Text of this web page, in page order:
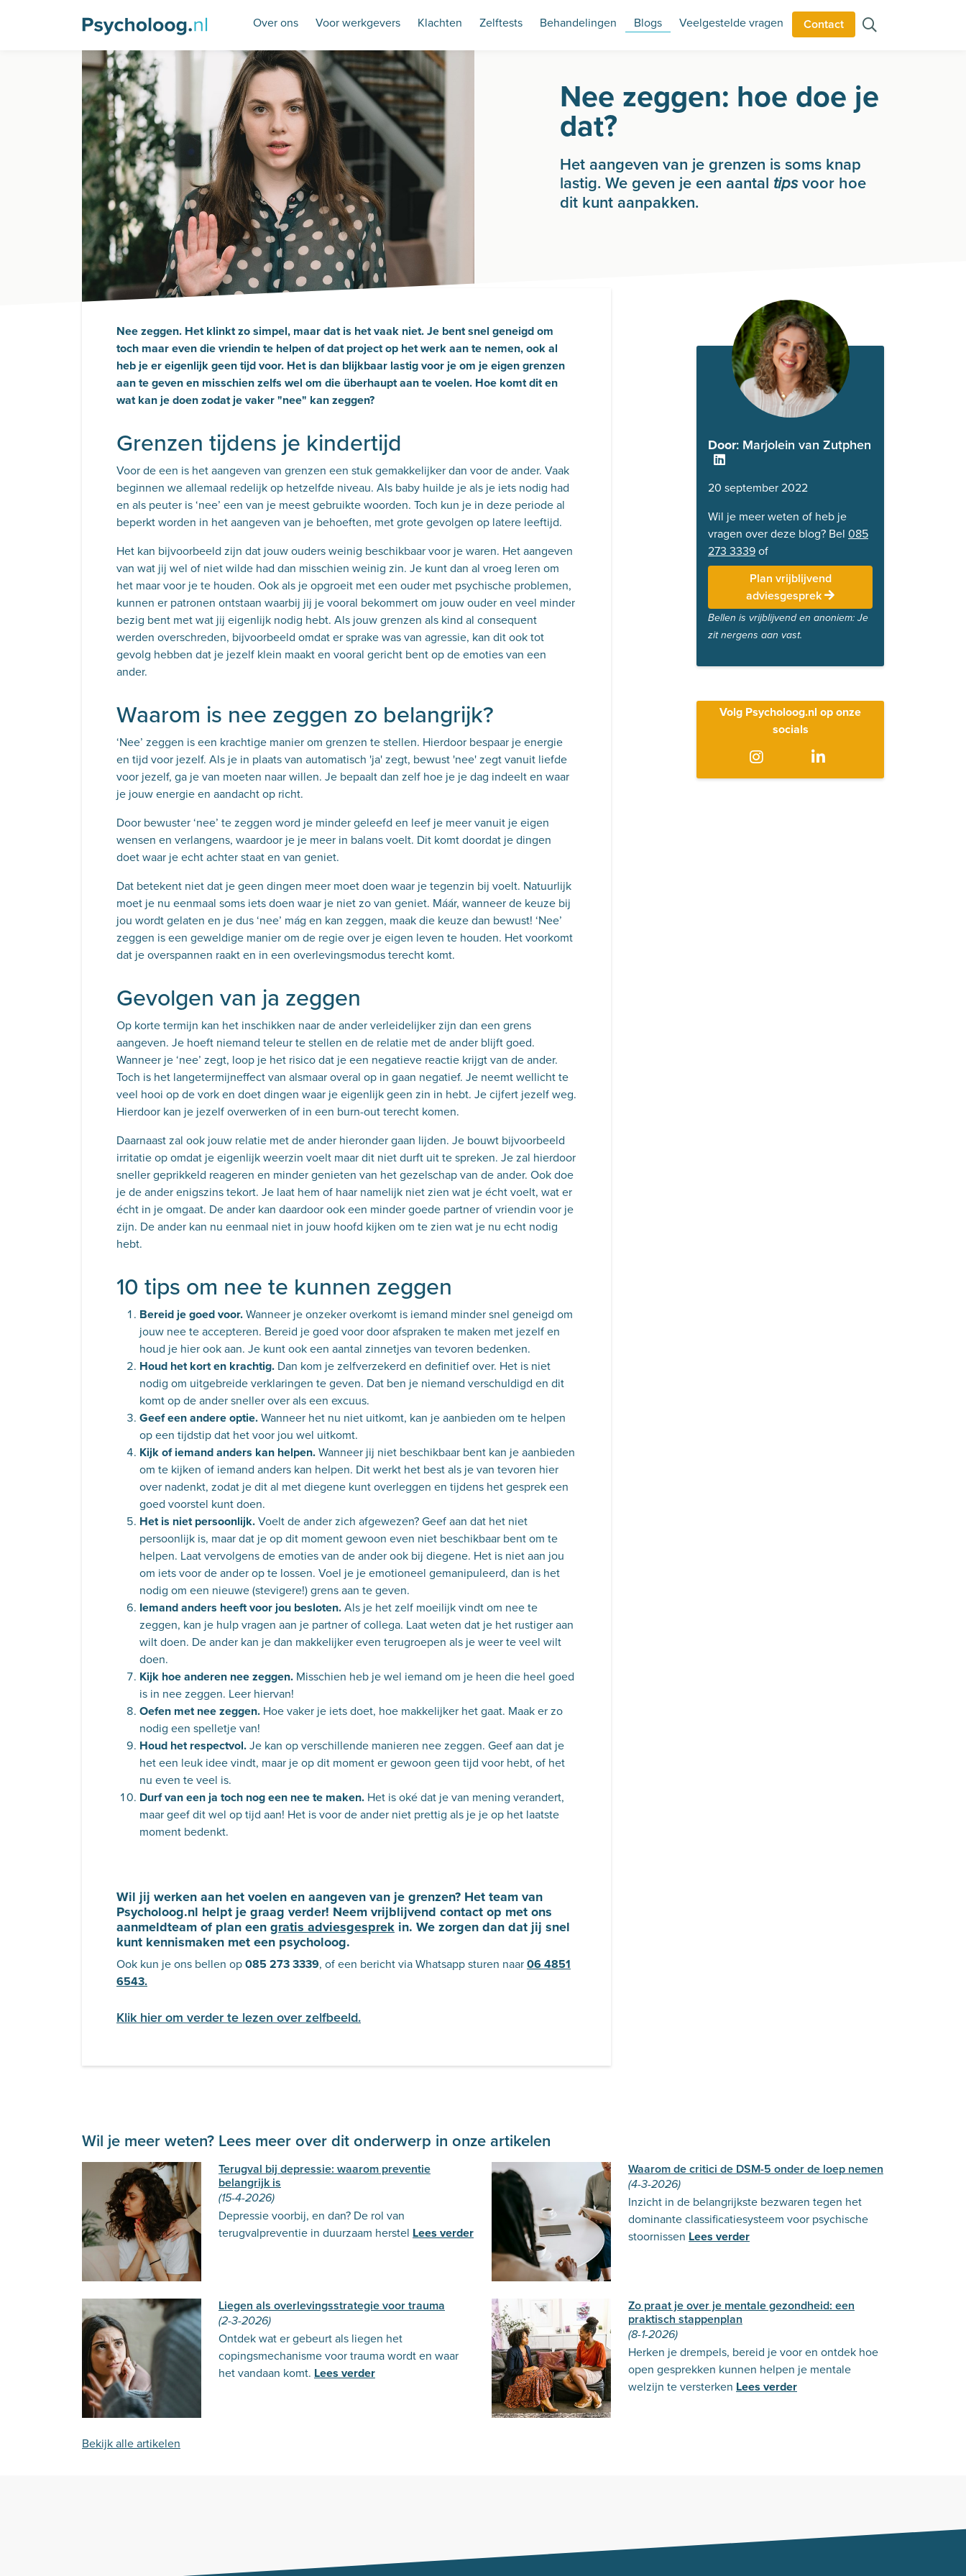
Over ons Voor werkgevers Klachten Zelftests Behandelingen Blogs Veelgestelde vragen Contact
Nee zeggen: hoe doe je
dat?
Het aangeven van je grenzen is soms knap
lastig. We geven je een aantal tipsvoor hoe
dit kunt aanpakken.
Nee zeggen. Het klinkt zo simpel, maar dat is het vaak niet. Je bent snel geneigd om
toch maar even die vriendin te helpen of dat project op het werk aan te nemen, ook al
heb je er eigenlijk geen tijd voor. Het is dan blijkbaar lastig voor je om je eigen grenzen
aan te geven en misschien zelfs wel om die überhaupt aan te voelen. Hoe komt dit en
wat kan je doen zodat je vaker "nee" kan zeggen?
Grenzen tijdens je kindertijd
Voor de een is het aangeven van grenzen een stuk gemakkelijker dan voor de ander. Vaak
beginnen we allemaal redelijk op hetzelfde niveau. Als baby huilde je als je iets nodig had
en als peuter is ‘nee’ een van je meest gebruikte woorden. Toch kun je in deze periode al
beperkt worden in het aangeven van je behoeften, met grote gevolgen op latere leeftijd.
Het kan bijvoorbeeld zijn dat jouw ouders weinig beschikbaar voor je waren. Het aangeven
van wat jij wel of niet wilde had dan misschien weinig zin. Je kunt dan al vroeg leren om
het maar voor je te houden. Ook als je opgroeit met een ouder met psychische problemen,
kunnen er patronen ontstaan waarbij jij je vooral bekommert om jouw ouder en veel minder
bezig bent met wat jij eigenlijk nodig hebt. Als jouw grenzen als kind al consequent
werden overschreden, bijvoorbeeld omdat er sprake was van agressie, kan dit ook tot
gevolg hebben dat je jezelf klein maakt en vooral gericht bent op de emoties van een
ander.
Waarom is nee zeggen zo belangrijk?
‘Nee’ zeggen is een krachtige manier om grenzen te stellen. Hierdoor bespaar je energie
en tijd voor jezelf. Als je in plaats van automatisch 'ja' zegt, bewust 'nee' zegt vanuit liefde
voor jezelf, ga je van moeten naar willen. Je bepaalt dan zelf hoe je je dag indeelt en waar
je jouw energie en aandacht op richt.
Door bewuster ‘nee’ te zeggen word je minder geleefd en leef je meer vanuit je eigen
wensen en verlangens, waardoor je je meer in balans voelt. Dit komt doordat je dingen
doet waar je echt achter staat en van geniet.
Dat betekent niet dat je geen dingen meer moet doen waar je tegenzin bij voelt. Natuurlijk
moet je nu eenmaal soms iets doen waar je niet zo van geniet. Máár, wanneer de keuze bij
jou wordt gelaten en je dus ‘nee’ mág en kan zeggen, maak die keuze dan bewust! ‘Nee’
zeggen is een geweldige manier om de regie over je eigen leven te houden. Het voorkomt
dat je overspannen raakt en in een overlevingsmodus terecht komt.
Gevolgen van ja zeggen
Op korte termijn kan het inschikken naar de ander verleidelijker zijn dan een grens
aangeven. Je hoeft niemand teleur te stellen en de relatie met de ander blijft goed.
Wanneer je ‘nee’ zegt, loop je het risico dat je een negatieve reactie krijgt van de ander.
Toch is het langetermijneffect van alsmaar overal op in gaan negatief. Je neemt wellicht te
veel hooi op de vork en doet dingen waar je eigenlijk geen zin in hebt. Je cijfert jezelf weg.
Hierdoor kan je jezelf overwerken of in een burn-out terecht komen.
Daarnaast zal ook jouw relatie met de ander hieronder gaan lijden. Je bouwt bijvoorbeeld
irritatie op omdat je eigenlijk weerzin voelt maar dit niet durft uit te spreken. Je zal hierdoor
sneller geprikkeld reageren en minder genieten van het gezelschap van de ander. Ook doe
je de ander enigszins tekort. Je laat hem of haar namelijk niet zien wat je écht voelt, wat er
écht in je omgaat. De ander kan daardoor ook een minder goede partner of vriendin voor je
zijn. De ander kan nu eenmaal niet in jouw hoofd kijken om te zien wat je nu echt nodig
hebt.
10 tips om nee te kunnen zeggen
Bereid je goed voor.Wanneer je onzeker overkomt is iemand minder snel geneigd om
jouw nee te accepteren. Bereid je goed voor door afspraken te maken met jezelf en
houd je hier ook aan. Je kunt ook een aantal zinnetjes van tevoren bedenken.
Houd het kort en krachtig. Dan kom je zelfverzekerd en definitief over. Het is niet
nodig om uitgebreide verklaringen te geven. Dat ben je niemand verschuldigd en dit
komt op de ander sneller over als een excuus.
Geef een andere optie.Wanneer het nu niet uitkomt, kan je aanbieden om te helpen
op een tijdstip dat het voor jou wel uitkomt.
Kijk of iemand anders kan helpen.Wanneer jij niet beschikbaar bent kan je aanbieden
om te kijken of iemand anders kan helpen. Dit werkt het best als je van tevoren hier
over nadenkt, zodat je dit al met diegene kunt overleggen en tijdens het gesprek een
goed voorstel kunt doen.
Het is niet persoonlijk.Voelt de ander zich afgewezen? Geef aan dat het niet
persoonlijk is, maar dat je op dit moment gewoon even niet beschikbaar bent om te
helpen. Laat vervolgens de emoties van de ander ook bij diegene. Het is niet aan jou
om iets voor de ander op te lossen. Voel je je emotioneel gemanipuleerd, dan is het
nodig om een nieuwe (stevigere!) grens aan te geven.
Iemand anders heeft voor jou besloten.Als je het zelf moeilijk vindt om nee te
zeggen, kan je hulp vragen aan je partner of collega. Laat weten dat je het rustiger aan
wilt doen. De ander kan je dan makkelijker even terugroepen als je weer te veel wilt
doen.
Kijk hoe anderen nee zeggen. Misschien heb je wel iemand om je heen die heel goed
is in nee zeggen. Leer hiervan!
Oefen met nee zeggen. Hoe vaker je iets doet, hoe makkelijker het gaat. Maak er zo
nodig een spelletje van!
Houd het respectvol.Je kan op verschillende manieren nee zeggen. Geef aan dat je
het een leuk idee vindt, maar je op dit moment er gewoon geen tijd voor hebt, of het
nu even te veel is.
Durf van een ja toch nog een nee te maken. Het is oké dat je van mening verandert,
maar geef dit wel op tijd aan! Het is voor de ander niet prettig als je je op het laatste
moment bedenkt.
Wil jij werken aan het voelen en aangeven van je grenzen? Het team van
Psycholoog.nl helpt je graag verder! Neem vrijblijvend contact op met ons
aanmeldteam of plan eengratis adviesgesprek in. We zorgen dan dat jij snel
kunt kennismaken met een psycholoog.
Ook kun je ons bellen op085 273 3339, of een bericht via Whatsapp sturen naar06 4851
6543.
Klik hier om verder te lezen over zelfbeeld.
Door: Marjolein van Zutphen
20 september 2022
Wil je meer weten of heb je
vragen over deze blog? Bel 085
273 3339of
Plan vrijblijvend
adviesgesprek
Bellen is vrijblijvend en anoniem: Je
zit nergens aan vast.
Volg Psycholoog.nl op onze
socials
Wil je meer weten? Lees meer over dit onderwerp in onze artikelen
Terugval bij depressie: waarom preventie
belangrijk is
(15-4-2026)
Depressie voorbij, en dan? De rol van
terugvalpreventie in duurzaam herstel Lees verder
Waarom de critici de DSM-5 onder de loep nemen
(4-3-2026)
Inzicht in de belangrijkste bezwaren tegen het
dominante classificatiesysteem voor psychische
stoornissen Lees verder
Liegen als overlevingsstrategie voor trauma
(2-3-2026)
Ontdek wat er gebeurt als liegen het
copingsmechanisme voor trauma wordt en waar
het vandaan komt. Lees verder
Zo praat je over je mentale gezondheid: een
praktisch stappenplan
(8-1-2026)
Herken je drempels, bereid je voor en ontdek hoe
open gesprekken kunnen helpen je mentale
welzijn te versterken Lees verder
Bekijk alle artikelen